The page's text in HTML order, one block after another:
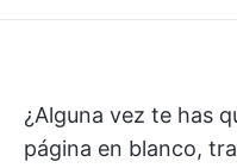
¿Alguna vez te has
página en blanco,